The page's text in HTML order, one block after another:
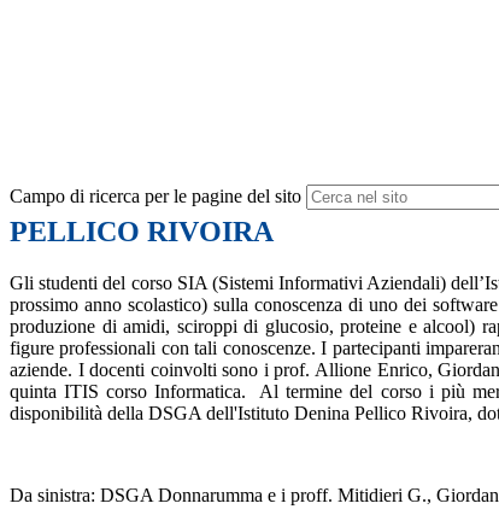
Campo di ricerca per le pagine del sito
PELLICO RIVOIRA
Gli studenti del corso SIA (Sistemi Informativi Aziendali)
prossimo anno scolastico) sulla conoscenza di uno dei
produzione di amidi, sciroppi di glucosio, proteine ​​e alcool)
figure professionali con tali conoscenze. I partecipanti
aziende. I docenti coinvolti sono i prof. Allione Enrico,
quinta ITIS corso Informatica. Al termine del corso i più
disponibilità della DSGA dell'Istituto Denina Pellico Rivoira,
Da sinistra: DSGA Donnarumma e i proff. Mitidieri G.,